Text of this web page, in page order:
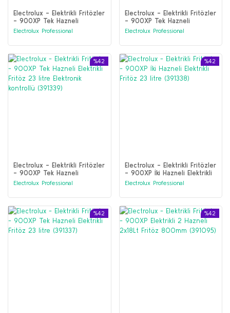
Electrolux - Elektrikli Fritözler
- 900XP Tek Hazneli
Programlanabilir Elektrikli
Fritöz 23 litre, HP (391345)
Electrolux Professional
Electrolux - Elektrikli Fritözler
- 900XP Tek Hazneli
Elektrikli Fritöz 23 litre
Elektronik Programlanabilir
kontrol ve Yağ filtreleme
Electrolux Professional
%42
Electrolux - Elektrikli Fritözler
- 900XP Tek Hazneli
Elektrikli Fritöz 23 litre
Electrolux Professional
%42
Electrolux - Elektrikli Fritözler
- 900XP İki Hazneli Elektrikli
Fritöz 23 litre (391338)
Electrolux Professional
%42 %42